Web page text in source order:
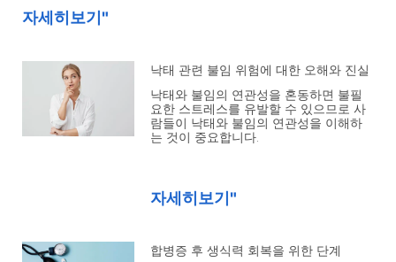
자세히보기"
낙태 관련 불임 위험에 대한 오해와 진실
낙태와 불임의 연관성을 혼동하면 불필
요한 스트레스를 유발할 수 있으므로 사
람들이 낙태와 불임의 연관성을 이해하
는 것이 중요합니다.
자세히보기"
합병증 후 생식력 회복을 위한 단계